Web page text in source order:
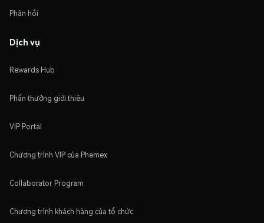
Phản hồi
Dịch vụ
Rewards Hub
Phần thưởng giới thiệu
VIP Portal
Chương trình VIP của Phemex
Collaborator Program
Chương trình khách hàng của tổ chức